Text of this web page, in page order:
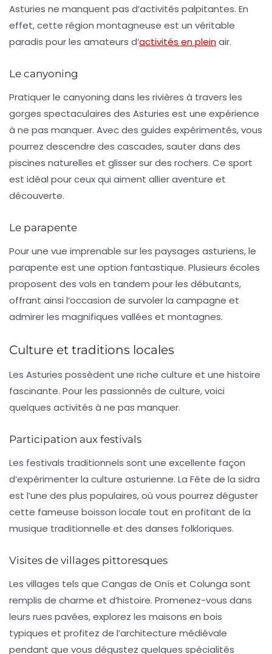
Asturies ne manquent pas d’activités palpitantes. En
effet, cette région montagneuse est un véritable
paradis pour les amateurs d’activités en pleinair.
Le canyoning
Pratiquer le canyoning dans les rivières à travers les
gorges spectaculaires des Asturies est une expérience
à ne pas manquer. Avec des guides expérimentés, vous
pourrez descendre des cascades, sauter dans des
piscines naturelles et glisser sur des rochers. Ce sport
est idéal pour ceux qui aiment allier aventure et
découverte.
Le parapente
Pour une vue imprenable sur les paysages asturiens, le
parapente est une option fantastique. Plusieurs écoles
proposent des vols en tandem pour les débutants,
offrant ainsi l’occasion de survoler la campagne et
admirer les magnifiques vallées et montagnes.
Culture et traditions locales
Les Asturies possèdent une riche culture et une histoire
fascinante. Pour les passionnés de culture, voici
quelques activités à ne pas manquer.
Participation aux festivals
Les festivals traditionnels sont une excellente façon
d’expérimenter la culture asturienne. La Fête de la sidra
est l’une des plus populaires, où vous pourrez déguster
cette fameuse boisson locale tout en profitant de la
musique traditionnelle et des danses folkloriques.
Visites de villages pittoresques
Les villages tels que Cangas de Onís et Colunga sont
remplis de charme et d’histoire. Promenez-vous dans
leurs rues pavées, explorez les maisons en bois
typiques et profitez de l’architecture médiévale
pendant que vous dégustez quelques spécialités